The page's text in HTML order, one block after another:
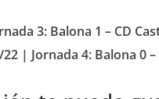
3: Balona 1 – CD
| Jornada 4: Balona 0 –